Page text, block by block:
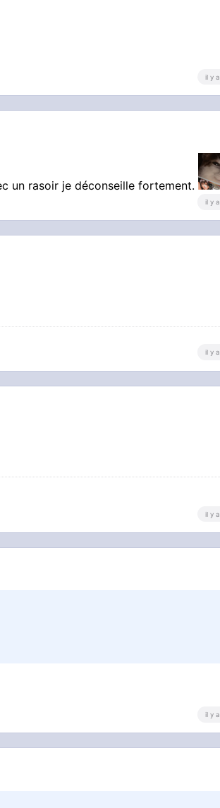
il y
un rasoir je déconseille fortement.
il y
il y
il y
il y